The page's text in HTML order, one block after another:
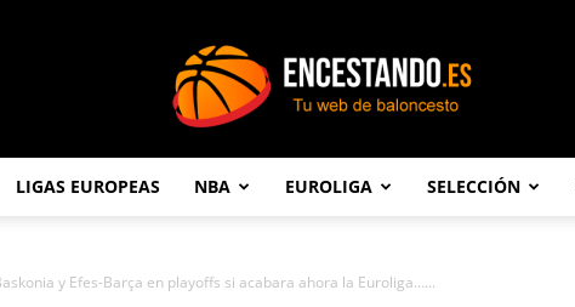
LIGAS EUROPEAS NBA EUROLIGA SELECCIÓN
y Efes-Barça en playoffs si acabara ahora la Euroliga…...